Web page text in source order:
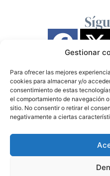
Gestionar
Para ofrecer las mejores
cookies para almacenar y/o
consentimiento de estas
el comportamiento de navegación
sitio. No consentir o retirar el
negativamente a ciertas